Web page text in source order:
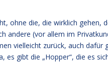
ohne die, die wirklich
andere (vor allem im
vielleicht zurück, auch
es gibt die „Hopper“, die es